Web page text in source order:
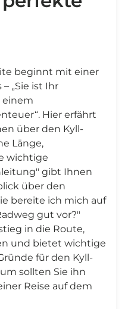
beginnt mit einer
„Sie ist Ihr
einem
Hier erfährt
über den Kyll-
Länge,
wichtige
gibt Ihnen
über den
bereite ich mich auf
gut vor?"
in die Route,
und bietet wichtige
für den Kyll-
sollten Sie ihn
Reise auf dem